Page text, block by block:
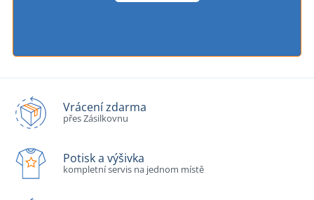
Vrácení zdarma
přes Zásilkovnu
Potisk a výšivka
kompletní servis na jednom místě